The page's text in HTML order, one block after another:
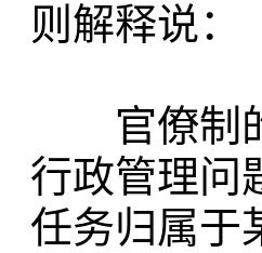
则解释说：
官僚制的
行政管理问
任务归属于